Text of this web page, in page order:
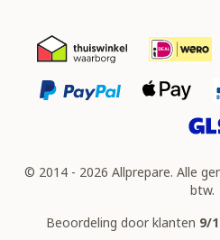
© 2014 - 2026 Allprepare. Alle
btw.
Beoordeling door klanten 9/